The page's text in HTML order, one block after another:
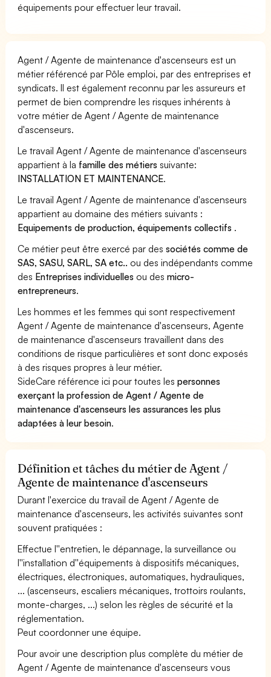
équipements pour effectuer leur travail.
Agent / Agente de maintenance d'ascenseurs est un
métier référencé par Pôle emploi, par des entreprises et
syndicats. Il est également reconnu par les assureurs et
permet de bien comprendre les risques inhérents à
votre métier de Agent / Agente de maintenance
d'ascenseurs.
Le travail Agent / Agente de maintenance d'ascenseurs
appartient à la famille des métiers suivante:
INSTALLATION ET MAINTENANCE.
Le travail Agent / Agente de maintenance d'ascenseurs
appartient au domaine des métiers suivants :
Equipements de production, équipements collectifs .
Ce métier peut être exercé par dessociétés comme de
SAS, SASU, SARL, SA etc.. ou des indépendants comme
des Entreprises individuelles ou desmicro-
entrepreneurs.
Les hommes et les femmes qui sont respectivement
Agent / Agente de maintenance d'ascenseurs, Agente
de maintenance d'ascenseurs travaillent dans des
conditions de risque particulières et sont donc exposés
à des risques propres à leur métier.
SideCare référence ici pour toutes lespersonnes
exerçant la profession de Agent / Agente de
maintenance d'ascenseurs les assurances les plus
adaptées à leur besoin.
Définition et tâches du métier de Agent /
Agente de maintenance d'ascenseurs
Durant l'exercice du travail de Agent / Agente de
maintenance d'ascenseurs, les activités suivantes sont
souvent pratiquées :
Effectue l''entretien, le dépannage, la surveillance ou
l''installation d''équipements à dispositifs mécaniques,
électriques, électroniques, automatiques, hydrauliques,
... (ascenseurs, escaliers mécaniques, trottoirs roulants,
monte-charges, ...) selon les règles de sécurité et la
réglementation.
Peut coordonner une équipe.
Pour avoir une description plus complète du métier de
Agent / Agente de maintenance d'ascenseurs vous